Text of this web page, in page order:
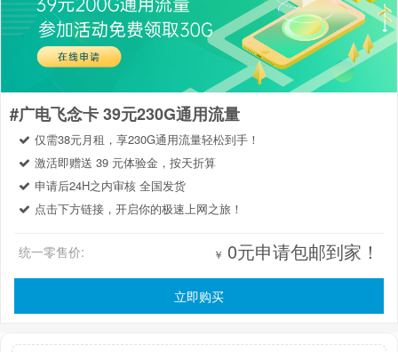
#广电飞念卡 39元230G通用流量
仅需38元月租，享230G通用流量轻松到手！
激活即赠送 39 元体验金，按天折算
申请后24H之内审核 全国发货
点击下方链接，开启你的极速上网之旅！
￥ 0元申请包邮到家！
统一零售价:
立即购买